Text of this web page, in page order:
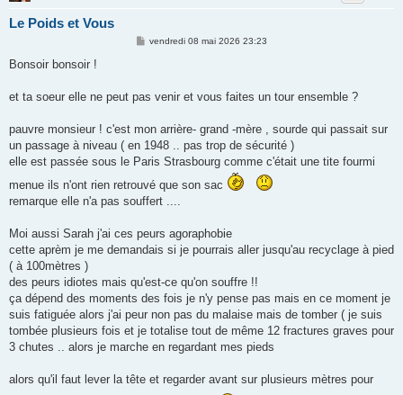
Le Poids et Vous
M
g
vendredi 08 mai 2026 23:23
Bonsoir bonsoir !
et ta soeur elle ne peut pas venir et vous faites un tour ensemble ?
pauvre monsieur ! c'est mon arrière- grand -mère , sourde qui passait sur
un passage à niveau ( en 1948 .. pas trop de sécurité )
elle est passée sous le Paris Strasbourg comme c'était une tite fourmi
menue ils n'ont rien retrouvé que son sac
remarque elle n'a pas souffert ....
Moi aussi Sarah j'ai ces peurs agoraphobie
cette aprèm je me demandais si je pourrais aller jusqu'au recyclage à pied
( à 100mètres )
des peurs idiotes mais qu'est-ce qu'on souffre !!
ça dépend des moments des fois je n'y pense pas mais en ce moment je
suis fatiguée alors j'ai peur non pas du malaise mais de tomber ( je suis
tombée plusieurs fois et je totalise tout de même 12 fractures graves pour
3 chutes .. alors je marche en regardant mes pieds
alors qu'il faut lever la tête et regarder avant sur plusieurs mètres pour